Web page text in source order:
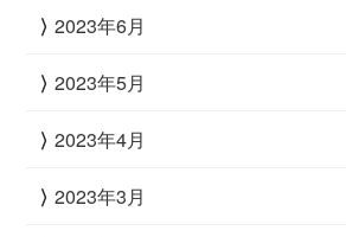
2023年6月
2023年5月
2023年4月
2023年3月